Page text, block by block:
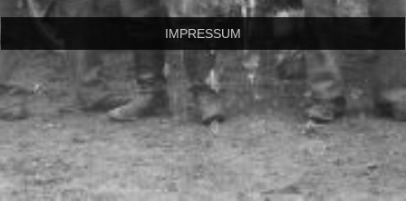
IMPRESSUM